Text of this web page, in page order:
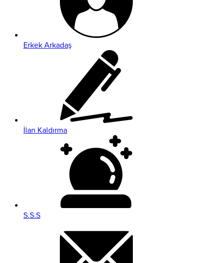
Erkek Arkadaş
İlan Kaldırma
S.S.S